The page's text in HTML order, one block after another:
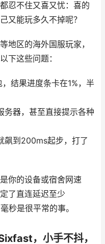
忍不住又喜又忧：喜的
又能玩多久不掉呢？
地区的海外国服玩家，
下这些问题：
结果进度条卡在1%，半
务器，甚至直接提示各种
飙到200ms起步，打了
你的设备或宿舍网速
了直连延迟至少
秒是很平常的事。
，小手不抖，